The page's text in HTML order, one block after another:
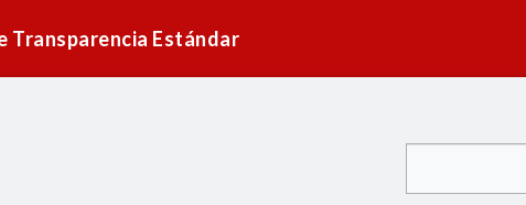
Transparencia Estándar